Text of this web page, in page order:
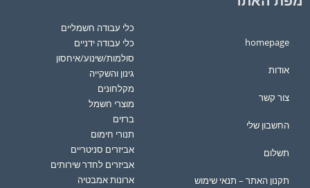
homepage
אודות
צור קשר
החשבון שלי
תשלום
תקנון האתר – תנאי שימוש
כלי עבודה חשמליים
כלי עבודה ידניים
סולמות/שינוע/איחסון
גינון והשקייה
מקלחונים
מוצרי חשמל
ברזים
תנורי חימום
אביזרים סניטריים
אביזרים לחדר שירותים
ארונות אמבטיה